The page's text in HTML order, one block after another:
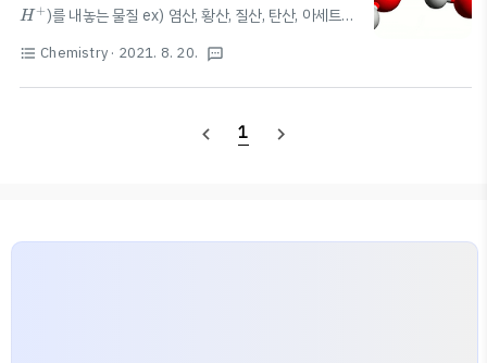
H +
H+)를 내놓는 물질 ex) 염산, 황산, 질산, 탄산, 아세트산
알루미늄 등)과 반응하면 수소 기체 발생 산 수용액: 전류
가 흐름 ⚡️ 탄산염, 탄산수소나트륨과 반응하여 이산화탄
이온을 많이(거의 100%) 내놓는 산 (염산, 황산, 질산 등)
질 ex) 수산화 나트륨, 수산화 칼륨, 수산화 칼슘, 수산화
format_list_bulleted Chemistry · 2021. 8. 20. textsms
navigate_before 1 navigate_next